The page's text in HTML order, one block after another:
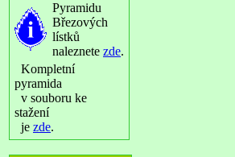
Pyramidu
Březových
lístků
naleznete zde.
Kompletní
pyramida
v souboru ke
stažení
je zde.